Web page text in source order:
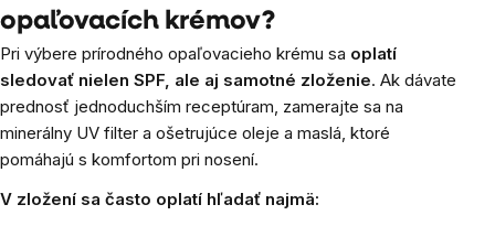
opaľovacích krémov?
Pri výbere prírodného opaľovacieho krému sa oplatí
sledovať nielen SPF, ale aj samotné zloženie. Ak dávate
prednosť jednoduchším receptúram, zamerajte sa na
minerálny UV filter a ošetrujúce oleje a maslá, ktoré
pomáhajú s komfortom pri nosení.
V zložení sa často oplatí hľadať najmä: